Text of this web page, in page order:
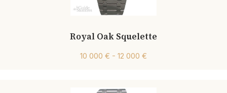
Royal Oak Squelette
10 000 € - 12 000 €